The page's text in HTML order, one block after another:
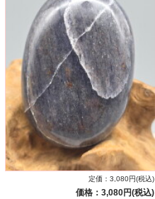
定価：3,080円(税込)
価格：3,080円(税込)